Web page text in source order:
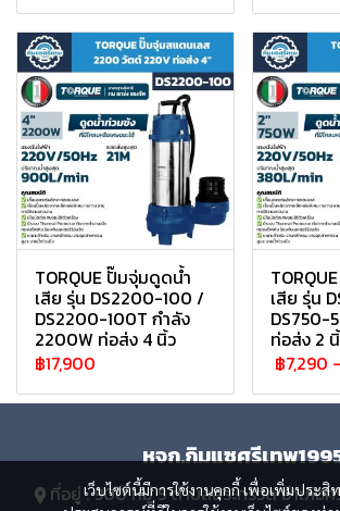
TORQUE ปั๊มจุ่มดูดน้ำ
เสีย รุ่น DS2200-100 /
DS2200-100T กำลัง
2200W ท่อส่ง 4 นิ้ว
฿17,900
เสีย รุ่น
DS750-
ท่อส่ง 2
฿7,290 -
เว็บไซต์นี้มีการใช้งานคุกกี้ เพื่อเพิ่มประสิ
หจก.กิมแซศรีเทพ
ที่อยู่ : 900 หมู่ 5 ตำบลสระกรวด อำเภอ